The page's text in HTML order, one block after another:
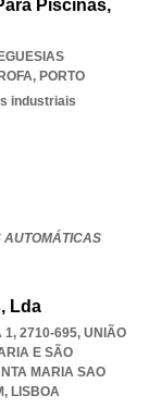
Piscinas,
, PORTO
industriais
AUTOMÁTICAS
Lda
1, 2710-695, UNIÃO
E SÃO
MARIA SAO
, LISBOA